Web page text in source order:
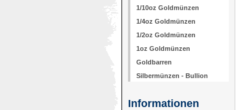
1/10oz Goldmünzen
1/4oz Goldmünzen
1/2oz Goldmünzen
1oz Goldmünzen
Goldbarren
Silbermünzen - Bullion
Informationen